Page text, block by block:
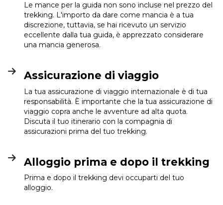
Le mance per la guida non sono incluse nel prezzo del
trekking. L'importo da dare come mancia è a tua
discrezione, tuttavia, se hai ricevuto un servizio
eccellente dalla tua guida, è apprezzato considerare
una mancia generosa.
Assicurazione di viaggio
La tua assicurazione di viaggio internazionale è di tua
responsabilità. È importante che la tua assicurazione di
viaggio copra anche le avventure ad alta quota.
Discuta il tuo itinerario con la compagnia di
assicurazioni prima del tuo trekking.
Alloggio prima e dopo il trekking
Prima e dopo il trekking devi occuparti del tuo
alloggio.